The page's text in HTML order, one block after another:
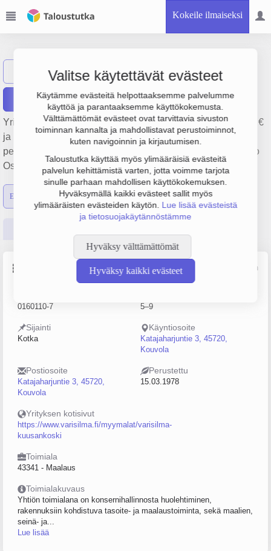
Kokeile ilmaiseksi
Valitse käytettävät evästeet
Käytämme evästeitä helpottaaksemme palvelumme
käyttöä ja parantaaksemme käyttökokemusta.
Välttämättömät evästeet ovat tarvittavia sivuston
toiminnan kannalta ja mahdollistavat perustoiminnot,
kuten navigoinnin ja kirjautumisen.
Taloustutka käyttää myös ylimääräisiä evästeitä
palvelun kehittämistä varten, jotta voimme tarjota
sinulle parhaan mahdollisen käyttökokemuksen.
Hyväksymällä kaikki evästeet sallit myös
ylimääräisten evästeiden käytön. Lue lisää evästeistä
ja tietosuojakäytännöstämme
Hyväksy välttämättömät
Hyväksy kaikki evästeet
Näytä haku V Väriuitto Oy
Raportit
Yrityksen Väriuitto Oy liikevaihto on 2.2 milj. €, tulos 32 000 €
ja henkilöstömäärä 9. Sen päätoimiala on Maalaus,
perustamisvuosi 1978 ja sijainti Kotka. Yrityksen yhtiömuoto
Osakeyhtiö (OY).
Emon luvut Konsernin luvut
Lähde: YTJ, PRH, Traficom
0160110-7 5–9
Sijainti
Kotka
Käyntiosoite
Katajaharjuntie 3, 45720,
Kouvola
Postiosoite
Katajaharjuntie 3, 45720,
Kouvola
Perustettu
15.03.1978
Yrityksen kotisivut
https://www.varisilma.fi/myymalat/varisilma-
kuusankoski
Toimiala
43341 - Maalaus
Toimialakuvaus
Yhtiön toimialana on konsernihallinnosta huolehtiminen,
rakennuksiin kohdistuva tasoite- ja maalaustoiminta, sekä maalien,
seinä- ja...
Lue lisää